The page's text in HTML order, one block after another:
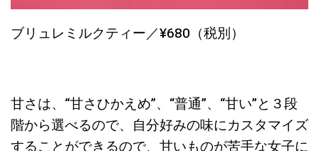
ブリュレミルクティー／¥680（税別）
甘さは、“甘さひかえめ”、“普通”、“甘い”と３段
階から選べるので、自分好みの味にカスタマイズ
することができるので、甘いものが苦手な女子に